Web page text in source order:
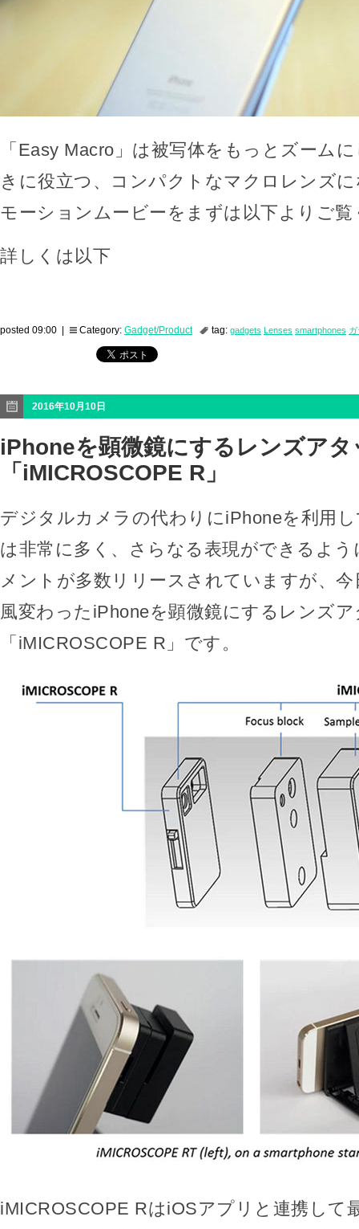
「Easy Macro」は被写体をもっとズーム
きに役立つ、コンパクトなマクロレンズ
モーションムービーをまずは以下よりご
詳しくは以下
posted 09:00 | Category: Gadget/Product tag: gadgets Lenses smartphones
2016年10月10日
iPhoneを顕微鏡にするレンズア
「iMICROSCOPE R」
デジタルカメラの代わりにiPhoneを利用
は非常に多く、さらなる表現ができるよ
メントが多数リリースされていますが、
風変わったiPhoneを顕微鏡にするレンズ
「iMICROSCOPE R」です。
iMICROSCOPE RはiOSアプリと連携して